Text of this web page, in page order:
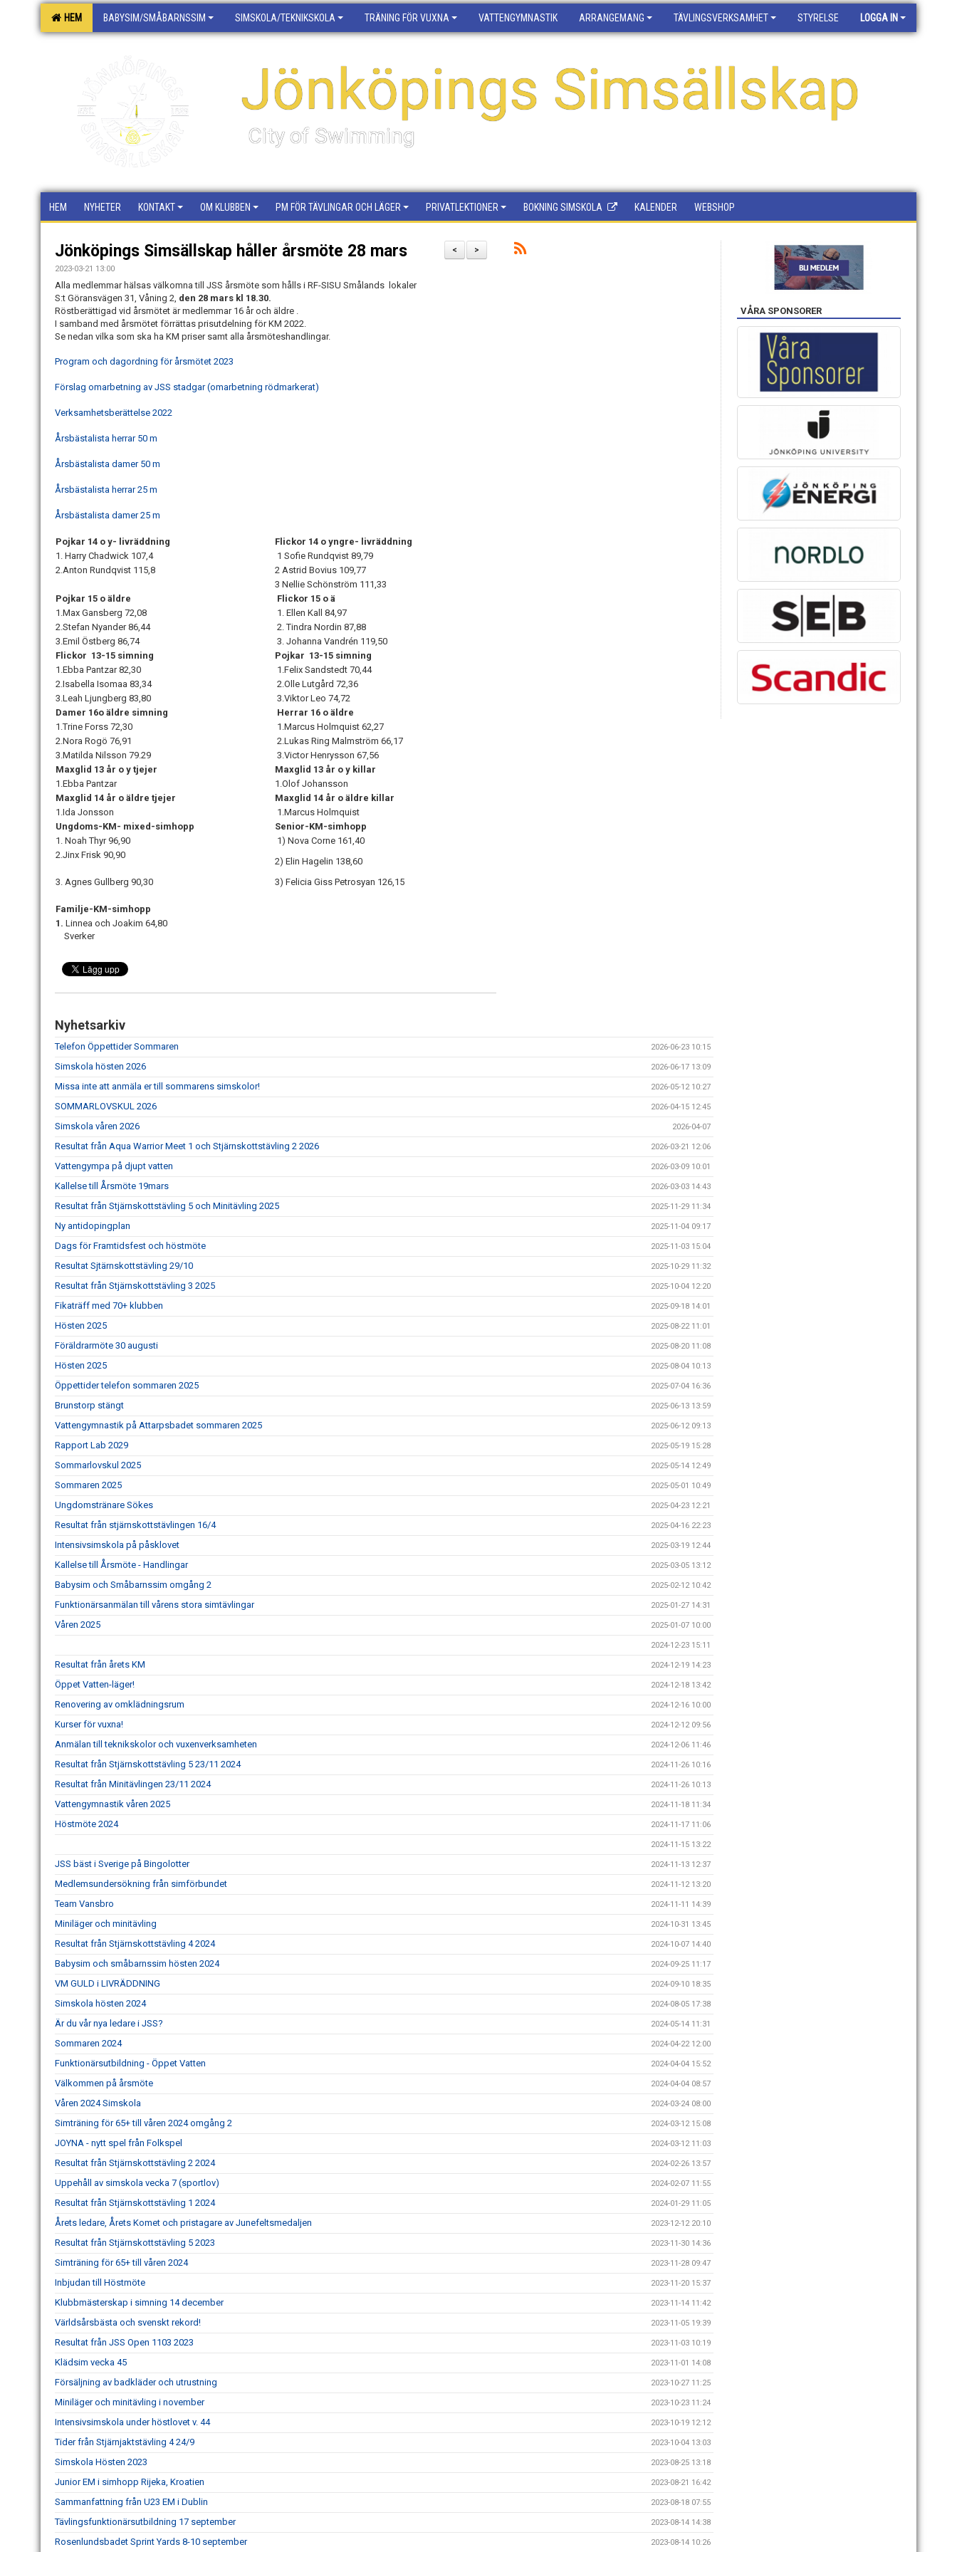
HEM BABYSIM/SMÅBARNSSIM SIMSKOLA/TEKNIKSKOLA TRÄNING FÖR VUXNA VATTENGYMNASTIK ARRANGEMANG TÄVLINGSVERKSAMHET STYRELSE LOGGA IN
Jönköpings Simsällskap
City of Swimming
HEM NYHETER KONTAKT OM KLUBBEN PM FÖR TÄVLINGAR OCH LÄGER PRIVATLEKTIONER BOKNING SIMSKOLA KALENDER WEBSHOP
>
<
Jönköpings Simsällskap håller årsmöte 28 mars
2023-03-21 13:00
Alla medlemmar hälsas välkomna till JSS årsmöte som hålls i RF-SISU Smålands lokaler
S:t Göransvägen 31, Våning 2, den 28 mars kl 18.30.
Röstberättigad vid årsmötet är medlemmar 16 år och äldre .
I samband med årsmötet förrättas prisutdelning för KM 2022.
Se nedan vilka som ska ha KM priser samt alla årsmöteshandlingar.
Program och dagordning för årsmötet 2023
Förslag omarbetning av JSS stadgar (omarbetning rödmarkerat)
Verksamhetsberättelse 2022
Årsbästalista herrar 50 m
Årsbästalista damer 50 m
Årsbästalista herrar 25 m
Årsbästalista damer 25 m
Pojkar 14 o y- livräddning
Flickor 14 o yngre- livräddning
1. Harry Chadwick 107,4 1 Sofie Rundqvist 89,79
2.Anton Rundqvist 115,8
2 Astrid Bovius 109,77
3 Nellie Schönström 111,33
Pojkar 15 o äldre
Flickor 15 o ä
1.Max Gansberg 72,08 1. Ellen Kall
84,97
2.Stefan Nyander86,44 2. Tindra Nordin 87,88
3.Emil Östberg 86,74 3. Johanna Vandrén 119,50
Flickor 13-15 simning
Pojkar 13-15 simning
1.Ebba Pantzar 82,30 1.Felix Sandstedt 70,44
2.Isabella Isomaa 83,34 2.Olle Lutgård 72,36
3.Leah Ljungberg 83,80
3.Viktor Leo 74,72
Damer 16o äldre simning
Herrar 16 o äldre
1.Trine Forss 72,30
1.Marcus Holmquist 62,27
2.Nora Rogö 76,91
2.Lukas Ring Malmström 66,17
3.Matilda Nilsson 79.29 3.Victor Henrysson 67,56
Maxglid 13 år o y tjejer
Maxglid 13 år o y killar
1.Ebba Pantzar
1.Olof Johansson
Maxglid 14 år o äldre tjejer
Maxglid 14 år o äldre killar
1.Ida Jonsson
1.Marcus Holmquist
Ungdoms-KM- mixed-simhopp
Senior-KM-simhopp
1. Noah Thyr 96,90
1) Nova Corne 161,40
2.Jinx Frisk 90,90
2) Elin Hagelin 138,60
3. Agnes Gullberg 90,30 3) Felicia Giss Petrosyan 126,15
Familje-KM-simhopp
1. Linnea och Joakim 64,80
Sverker
Nyhetsarkiv
Telefon Öppettider Sommaren 2026-06-23 10:15
Simskola hösten 2026 2026-06-17 13:09
Missa inte att anmäla er till sommarens simskolor! 2026-05-12 10:27
SOMMARLOVSKUL 2026 2026-04-15 12:45
Simskola våren 2026 2026-04-07
Resultat från Aqua Warrior Meet 1 och Stjärnskottstävling 2 2026 2026-03-21 12:06
Vattengympa på djupt vatten 2026-03-09 10:01
Kallelse till Årsmöte 19mars 2026-03-03 14:43
Resultat från Stjärnskottstävling 5 och Minitävling 2025 2025-11-29 11:34
Ny antidopingplan 2025-11-04 09:17
Dags för Framtidsfest och höstmöte 2025-11-03 15:04
Resultat Sjtärnskottstävling 29/10 2025-10-29 11:32
Resultat från Stjärnskottstävling 3 2025 2025-10-04 12:20
Fikaträff med 70+ klubben 2025-09-18 14:01
Hösten 2025 2025-08-22 11:01
Föräldrarmöte 30 augusti 2025-08-20 11:08
Hösten 2025 2025-08-04 10:13
Öppettider telefon sommaren 2025 2025-07-04 16:36
Brunstorp stängt 2025-06-13 13:59
Vattengymnastik på Attarpsbadet sommaren 2025 2025-06-12 09:13
Rapport Lab 2029 2025-05-19 15:28
Sommarlovskul 2025 2025-05-14 12:49
Sommaren 2025 2025-05-01 10:49
Ungdomstränare Sökes 2025-04-23 12:21
Resultat från stjärnskottstävlingen 16/4 2025-04-16 22:23
Intensivsimskola på påsklovet 2025-03-19 12:44
Kallelse till Årsmöte - Handlingar 2025-03-05 13:12
Babysim och Småbarnssim omgång 2 2025-02-12 10:42
Funktionärsanmälan till vårens stora simtävlingar 2025-01-27 14:31
Våren 2025 2025-01-07 10:00
2024-12-23 15:11
Resultat från årets KM 2024-12-19 14:23
Öppet Vatten-läger! 2024-12-18 13:42
Renovering av omklädningsrum 2024-12-16 10:00
Kurser för vuxna! 2024-12-12 09:56
Anmälan till teknikskolor och vuxenverksamheten 2024-12-06 11:46
Resultat från Stjärnskottstävling 5 23/11 2024 2024-11-26 10:16
Resultat från Minitävlingen 23/11 2024 2024-11-26 10:13
Vattengymnastik våren 2025 2024-11-18 11:34
Höstmöte 2024 2024-11-17 11:06
2024-11-15 13:22
JSS bäst i Sverige på Bingolotter 2024-11-13 12:37
Medlemsundersökning från simförbundet 2024-11-12 13:20
Team Vansbro 2024-11-11 14:39
Miniläger och minitävling 2024-10-31 13:45
Resultat från Stjärnskottstävling 4 2024 2024-10-07 14:40
Babysim och småbarnssim hösten 2024 2024-09-25 11:17
VM GULD i LIVRÄDDNING 2024-09-10 18:35
Simskola hösten 2024 2024-08-05 17:38
Är du vår nya ledare i JSS? 2024-05-14 11:31
Sommaren 2024 2024-04-22 12:00
Funktionärsutbildning - Öppet Vatten 2024-04-04 15:52
Välkommen på årsmöte 2024-04-04 08:57
Våren 2024 Simskola 2024-03-24 08:00
Simträning för 65+ till våren 2024 omgång 2 2024-03-12 15:08
JOYNA - nytt spel från Folkspel 2024-03-12 11:03
Resultat från Stjärnskottstävling 2 2024 2024-02-26 13:57
Uppehåll av simskola vecka 7 (sportlov) 2024-02-07 11:55
Resultat från Stjärnskottstävling 1 2024 2024-01-29 11:05
Årets ledare, Årets Komet och pristagare av Junefeltsmedaljen 2023-12-12 20:10
Resultat från Stjärnskottstävling 5 2023 2023-11-30 14:36
Simträning för 65+ till våren 2024 2023-11-28 09:47
Inbjudan till Höstmöte 2023-11-20 15:37
Klubbmästerskap i simning 14 december 2023-11-14 11:42
Världsårsbästa och svenskt rekord! 2023-11-05 19:39
Resultat från JSS Open 1103 2023 2023-11-03 10:19
Klädsim vecka 45 2023-11-01 14:08
Försäljning av badkläder och utrustning 2023-10-27 11:25
Miniläger och minitävling i november 2023-10-23 11:24
Intensivsimskola under höstlovet v. 44 2023-10-19 12:12
Tider från Stjärnjaktstävling 4 24/9 2023-10-04 13:03
Simskola Hösten 2023 2023-08-25 13:18
Junior EM i simhopp Rijeka, Kroatien 2023-08-21 16:42
Sammanfattning från U23 EM i Dublin 2023-08-18 07:55
Tävlingsfunktionärsutbildning 17 september 2023-08-14 14:38
Rosenlundsbadet Sprint Yards 8-10 september 2023-08-14 10:26
VÅRA SPONSORER